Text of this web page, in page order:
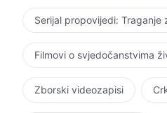
Serijal propovijedi: Traganje
Filmovi o svjedočanstvima
Zborski videozapisi